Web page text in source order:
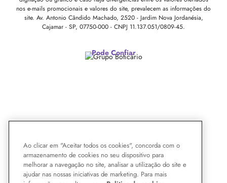
nos e-mails promocionais e valores do site, prevalecem as informações do
site. Av. Antonio Cândido Machado, 2520 - Jardim Nova Jordanésia,
Cajamar - SP, 07750-000 - CNPJ 11.137.051/0809-45.
Pode Confiar
Ao clicar em "Aceitar todos os cookies", concorda com o
armazenamento de cookies no seu dispositivo para
melhorar a navegação no site, analisar a utilização do site e
ajudar nas nossas iniciativas de marketing. Para mais